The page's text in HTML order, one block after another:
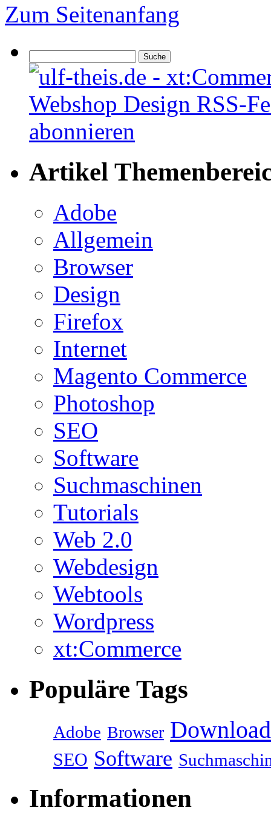
Zum Seitenanfang
Artikel
Adobe
Allgemein
Browser
Design
Firefox
Internet
Magento Commerce
Photoshop
SEO
Software
Suchmaschinen
Tutorials
Web 2.0
Webdesign
Webtools
Wordpress
xt:Commerce
Populäre Tags
Adobe Browser Download
SEO Software
Informationen